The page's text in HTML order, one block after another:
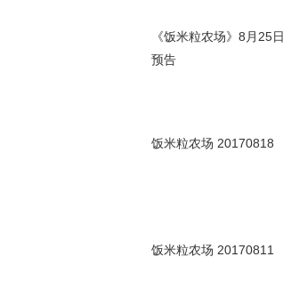
《饭米粒农场》8月25日
预告
饭米粒农场 20170818
饭米粒农场 20170811